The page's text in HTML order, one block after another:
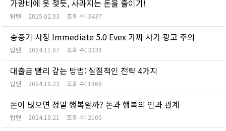
가랑비에 옷 젖듯, 사라지는 돈을 줄이기!
탑텐 2025.02.03 조회 수: 3437
송중기 사칭 Immediate 5.0 Evex 가짜 사기 광고 주의
탑텐 2024.11.07 조회 수: 3339
대출금 빨리 갚는 방법: 실질적인 전략 4가지
탑텐 2024.10.22 조회 수: 1868
돈이 많으면 정말 행복할까? 돈과 행복의 인과 관계
탑텐 2024.10.21 조회 수: 2100